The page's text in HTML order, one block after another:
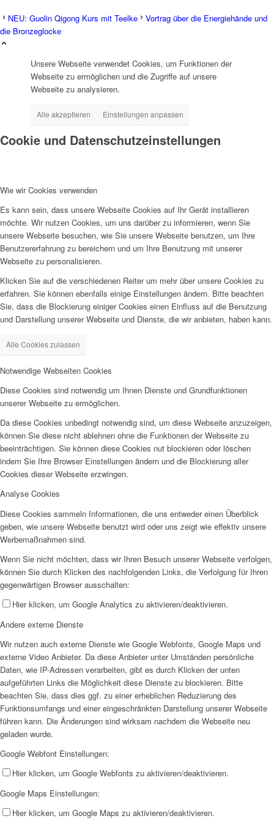
NEU: Guolin Qigong Kurs mit Teelke
Vortrag über die Energiehände und
die Bronzeglocke
Unsere Webseite verwendet Cookies, um Funktionen der
Webseite zu ermöglichen und die Zugriffe auf unsere
Webseite zu analysieren.
Alle akzeptieren Einstellungen anpassen
Cookie und Datenschutzeinstellungen
Wie wir Cookies verwenden
Es kann sein, dass unsere Webseite Cookies auf Ihr Gerät installieren
möchte. Wir nutzen Cookies, um uns darüber zu informieren, wenn Sie
unsere Webseite besuchen, wie Sie unsere Webseite benutzen, um Ihre
Benutzererfahrung zu bereichern und um Ihre Benutzung mit unserer
Webseite zu personalisieren.
Klicken Sie auf die verschiedenen Reiter um mehr über unsere Cookies zu
erfahren. Sie können ebenfalls einige Einstellungen ändern. Bitte beachten
Sie, dass die Blockierung einiger Cookies einen Einfluss auf die Benutzung
und Darstellung unserer Webseite und Dienste, die wir anbieten, haben kann.
Alle Cookies zulassen
Notwendige Webseiten Cookies
Diese Cookies sind notwendig um Ihnen Dienste und Grundfunktionen
unserer Webseite zu ermöglichen.
Da diese Cookies unbedingt notwendig sind, um diese Webseite anzuzeigen,
können Sie diese nicht ablehnen ohne die Funktionen der Webseite zu
beeinträchtigen. Sie können diese Cookies nut blockieren oder löschen
indem Sie Ihre Browser Einstellungen ändern und die Blockierung aller
Cookies dieser Webseite erzwingen.
Analyse Cookies
Diese Cookies sammeln Informationen, die uns entweder einen Überblick
geben, wie unsere Webseite benutzt wird oder uns zeigt wie effektiv unsere
Werbemaßnahmen sind.
Wenn Sie nicht möchten, dass wir Ihren Besuch unserer Webseite verfolgen,
können Sie durch Klicken des nachfolgenden Links, die Verfolgung für Ihren
gegenwärtigen Browser ausschalten:
Hier klicken, um Google Analytics zu aktivieren/deaktivieren.
Andere externe Dienste
Wir nutzen auch externe Dienste wie Google Webfonts, Google Maps und
externe Video Anbieter. Da diese Anbieter unter Umständen persönliche
Daten, wie IP-Adressen verarbeiten, gibt es durch Klicken der unten
aufgeführten Links die Möglichkeit diese Dienste zu blockieren. Bitte
beachten Sie, dass dies ggf. zu einer erheblichen Reduzierung des
Funktionsumfangs und einer eingeschränkten Darstellung unserer Webseite
führen kann. Die Änderungen sind wirksam nachdem die Webseite neu
geladen wurde.
Google Webfont Einstellungen:
Hier klicken, um Google Webfonts zu aktivieren/deaktivieren.
Google Maps Einstellungen:
Hier klicken, um Google Maps zu aktivieren/deaktivieren.